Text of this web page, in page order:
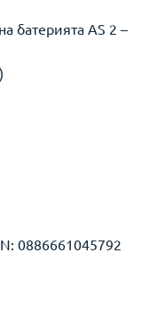
батерията AS 2 –
0886661045792